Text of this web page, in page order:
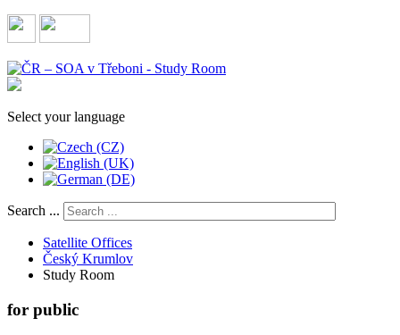
Select your language
Search ...
Satellite Offices
Český Krumlov
Study Room
for public